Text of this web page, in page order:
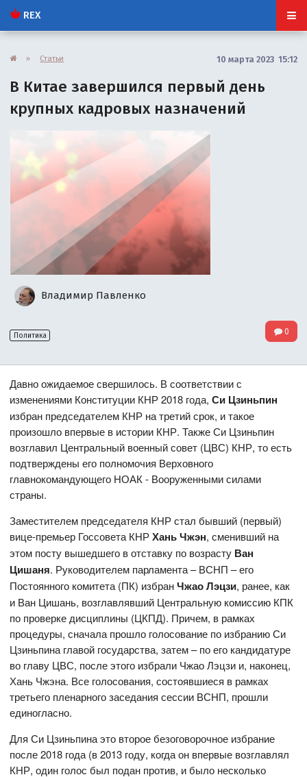
REX
» Статьи 10 марта 2023 15:12
В Китае завершился первый день
крупных кадровых назначений
Владимир Павленко
Политика 0
Давно ожидаемое свершилось. В соответствии с
изменениями Конституции КНР 2018 года,Си Цзиньпин
избран председателем КНР на третий срок, и такое
произошло впервые в истории КНР. Также Си Цзиньпин
возглавил Центральный военный совет (ЦВС) КНР, то есть
подтверждены его полномочия Верховного
главнокомандующего НОАК - Вооруженными силами
страны.
Заместителем председателя КНР стал бывший (первый)
вице-премьер Госсовета КНРХань Чжэн, сменивший на
этом посту вышедшего в отставку по возрасту Ван
Цишаня. Руководителем парламента – ВСНП – его
Постоянного комитета (ПК) избранЧжао Лэцзи, ранее, как
и Ван Цишань, возглавлявший Центральную комиссию КПК
по проверке дисциплины (ЦКПД). Причем, в рамках
процедуры, сначала прошло голосование по избранию Си
Цзиньпина главой государства, затем – по его кандидатуре
во главу ЦВС, после этого избрали Чжао Лэцзи и, наконец,
Хань Чжэна. Все голосования, состоявшиеся в рамках
третьего пленарного заседания сессии ВСНП, прошли
единогласно.
Для Си Цзиньпина это второе безоговорочное избрание
после 2018 года (в 2013 году, когда он впервые возглавлял
КНР, один голос был подан против, и было несколько